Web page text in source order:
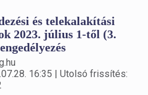
és telekalakítási
2023. július 1-től (3.
16:35 | Utolsó frissítés: